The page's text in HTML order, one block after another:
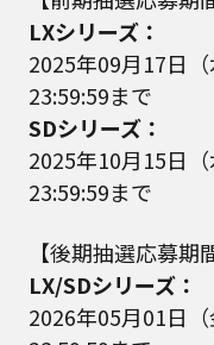
LXシリーズ：
2025年09月17日（
23:59:59まで
SDシリーズ：
2025年10月15日（
23:59:59まで
【後期抽選応募期
LX/SDシリーズ：
2026年05月01日（